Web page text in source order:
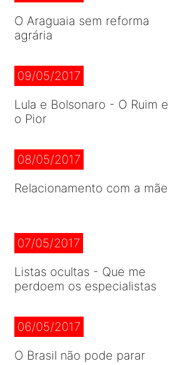
O Araguaia sem reforma
agrária
09/05/2017
Lula e Bolsonaro - O Ruim e
o Pior
08/05/2017
Relacionamento com a mãe
07/05/2017
Listas ocultas - Que me
perdoem os especialistas
06/05/2017
O Brasil não pode parar